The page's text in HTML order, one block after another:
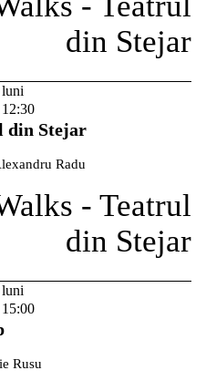
luni
12:30
din Stejar
Radu
luni
15:00
Rusu